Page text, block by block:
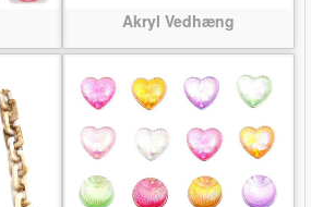
Akryl Vedhæng